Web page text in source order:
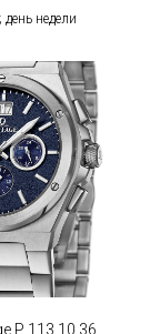
недели
P 113.10.36